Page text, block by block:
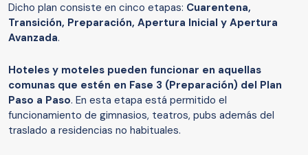
Dicho plan consiste en cinco etapas: Cuarentena,
Transición, Preparación, Apertura Inicial y Apertura
Avanzada.
Hoteles y moteles pueden funcionar en aquellas
comunas que estén en Fase 3 (Preparación) del Plan
Paso a Paso. En esta etapa está permitido el
funcionamiento de gimnasios, teatros, pubs además del
traslado a residencias no habituales.